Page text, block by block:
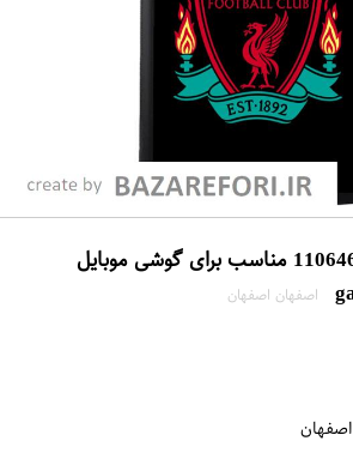
کاور طرح لیورپول کد 110646 مناسب برای گوشی موبایل
اصفهان اصفهان
اصفهان